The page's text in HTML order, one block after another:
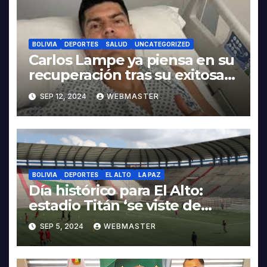
BOLIVIA DEPORTES SALUD UNCATEGORIZED
Carlos Lampe ya piensa en su
recuperación tras su exitosa
operación en el tendón de
Aquiles
SEP 12, 2024 WEBMASTER
BOLIVIA DEPORTES EL ALTO LA PAZ
Día histórico para El Alto:
estadio Titán ‘se viste de
esmoquin’ para eliminatorias
SEP 5, 2024 WEBMASTER